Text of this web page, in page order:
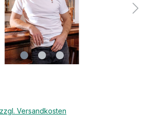
Versandkosten